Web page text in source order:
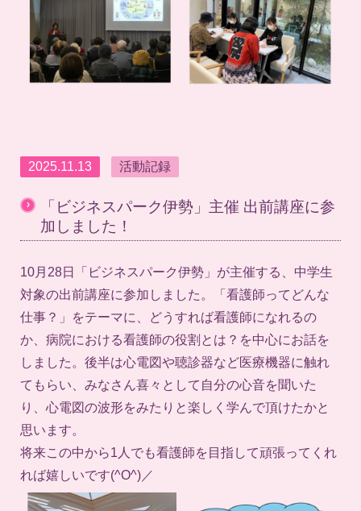
2025.11.13 活動記録
›
「ビジネスパーク伊勢」主催 出前講座に参
加しました！
10月28日「ビジネスパーク伊勢」が主催する、中学生
対象の出前講座に参加しました。「看護師ってどんな
仕事？」をテーマに、どうすれば看護師になれるの
か、病院における看護師の役割とは？を中心にお話を
しました。後半は心電図や聴診器など医療機器に触れ
てもらい、みなさん喜々として自分の心音を聞いた
り、心電図の波形をみたりと楽しく学んで頂けたかと
思います。
将来この中から1人でも看護師を目指して頑張ってくれ
れば嬉しいです(^O^)／